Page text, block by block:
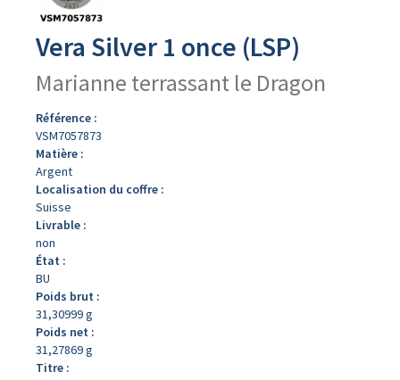
Vera Silver 1 once (LSP)
Marianne terrassant le Dragon
Référence :
VSM7057873
Matière :
Argent
Localisation du coffre :
Suisse
Livrable :
non
État :
BU
Poids brut :
31,30999 g
Poids net :
31,27869 g
Titre :